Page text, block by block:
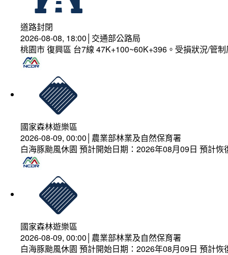
道路封閉
2026-08-08, 18:00│交通部公路局
桃園市 復興區 台7線 47K+100~60K+396。受損狀況/管
國家森林遊樂區
2026-08-09, 00:00│農業部林業及自然保育署
白海豚颱風休園 預計開始日期：2026年08月09日 預計
國家森林遊樂區
2026-08-09, 00:00│農業部林業及自然保育署
白海豚颱風休園 預計開始日期：2026年08月09日 預計